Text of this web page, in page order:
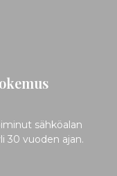
sähköalan
30 vuoden ajan.